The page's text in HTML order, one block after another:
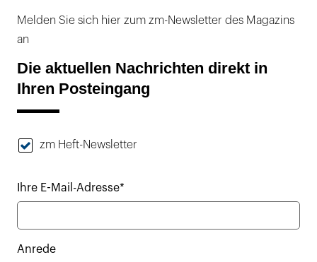
Melden Sie sich hier zum zm-Newsletter des Magazins
an
Die aktuellen Nachrichten direkt in
Ihren Posteingang
zm Heft-Newsletter
Ihre E-Mail-Adresse*
Anrede